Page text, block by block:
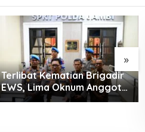
»
Terlibat Kematian Brigadir
EWS, Lima Oknum Anggota
Polri Dipecat